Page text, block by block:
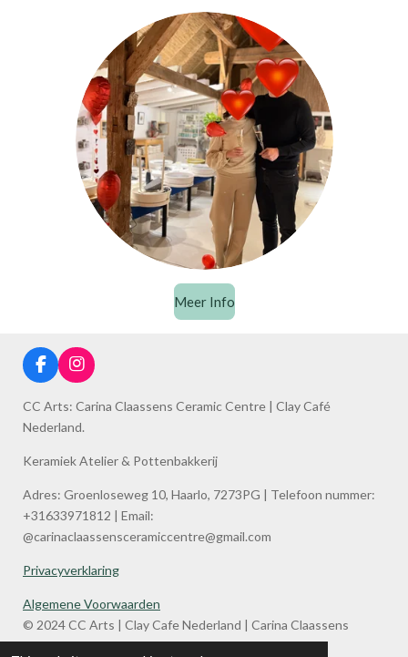
Meer Info
F
a
c
e
b
o
I
n
s
t
a
g
r
m
CC Arts: Carina Claassens Ceramic Centre | Clay Café
Nederland.
Keramiek Atelier & Pottenbakkerij
Adres: Groenloseweg 10, Haarlo, 7273PG | Telefoon nummer:
+31633971812 | Email:
@carinaclaassensceramiccentre@gmail.com
Privacyverklaring
Algemene Voorwaarden
© 2024 CC Arts | Clay Cafe Nederland | Carina Claassens
Ceramic Centre